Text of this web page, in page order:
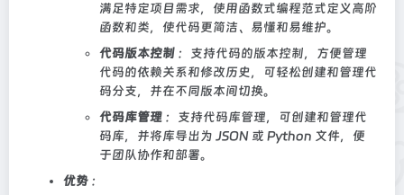
满足特定项目需求，使用函数式编程范式定义高阶
函数和类，使代码更简洁、易懂和易维护。
代码版本控制 ：支持代码的版本控制，方便管理
代码的依赖关系和修改历史，可轻松创建和管理代
码分支，并在不同版本间切换。
代码库管理 ：支持代码库管理，可创建和管理代
码库，并将库导出为 JSON 或 Python 文件，便
于团队协作和部署。
优势 ：